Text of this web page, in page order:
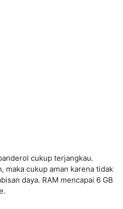
cukup terjangkau.
maka cukup aman karena tidak
daya. RAM mencapai 6 GB
.